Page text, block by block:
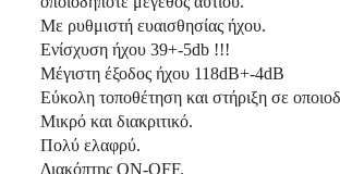
Με ρυθμιστή ευαισθησίας ήχου.
Ενίσχυση ήχου 39+-5db !!!
Μέγιστη έξοδος ήχου 118dB+-4dB
Εύκολη τοποθέτηση και στήριξη σε
Μικρό και διακριτικό.
Πολύ ελαφρύ.
Διακόπτης ON-OFF.